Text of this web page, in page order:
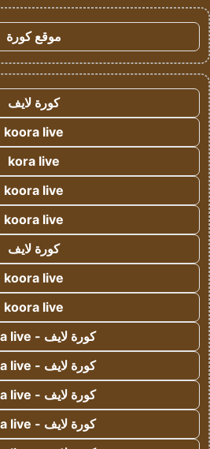
موقع كورة
كورة لايف
koora live
kora live
koora live
koora live
كورة لايف
koora live
koora live
كورة لايف - koora live
كورة لايف - koora live
كورة لايف - koora live
كورة لايف - koora live